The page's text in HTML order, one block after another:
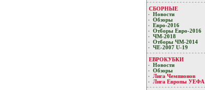
СБОРНЫЕ
Новости
Обзоры
Евро-2016
Отборы Евро-2016
ЧМ-2018
Отборы ЧМ-2014
ЧЕ-2007 U-19
ЕВРОКУБКИ
Новости
Обзоры
Лигa Чемпиoнoв
Лига Европы УЕФA